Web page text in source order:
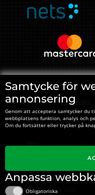
Samtycke för
annonsering
Genom att acceptera samtycker du
webbplatsens funktion, analys och
Om du fortsätter eller trycker på
Anpassa
Obligatoriska
Instagram
Sidor
Om oss
Köpvillkor
Kontakta oss